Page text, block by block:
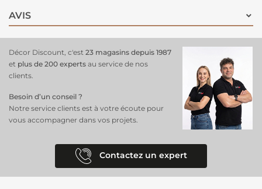
AVIS
Décor Discount, c'est 23 magasins depuis 1987
et plus de 200 experts au service de nos
clients.
Besoin d’un conseil ?
Notre service clients est à votre écoute pour
vous accompagner dans vos projets.
Contactez un expert